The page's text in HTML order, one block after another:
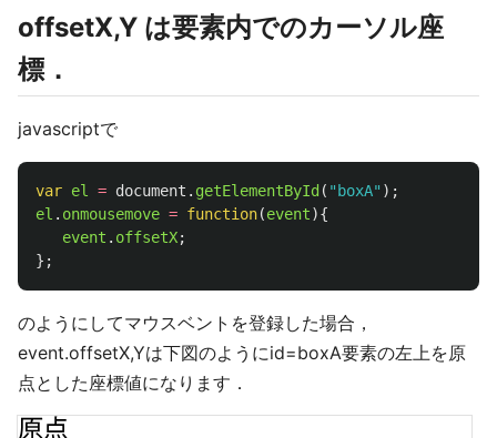
offsetX,Y は要素内でのカーソル座
標．
javascriptで
var el = document . getElementById ( " boxA" );
el . onmousemove = function(event){
event . offsetX;
};
のようにしてマウスベントを登録した場合，
event.offsetX,Yは下図のようにid=boxA要素の左上を原
点とした座標値になります．